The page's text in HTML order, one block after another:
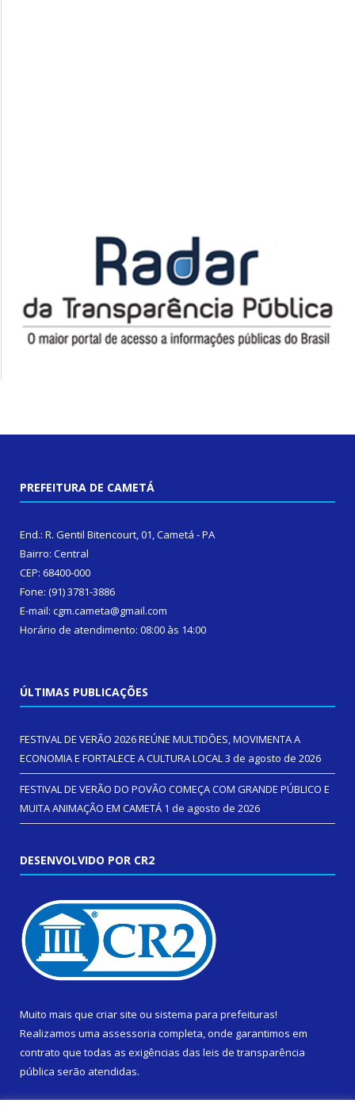
PREFEITURA DE CAMETÁ
End.: R. Gentil Bitencourt, 01, Cametá - PA
Bairro: Central
CEP: 68400-000
Fone: (91) 3781-3886
E-mail: cgm.cameta@gmail.com
Horário de atendimento: 08:00 às 14:00
ÚLTIMAS PUBLICAÇÕES
FESTIVAL DE VERÃO 2026 REÚNE MULTIDÕES, MOVIMENTA A
ECONOMIA E FORTALECE A CULTURA LOCAL3 de agosto de 2026
FESTIVAL DE VERÃO DO POVÃO COMEÇA COM GRANDE PÚBLICO E
MUITA ANIMAÇÃO EM CAMETÁ 1 de agosto de 2026
DESENVOLVIDO POR CR2
Muito mais que criar site ou sistema para prefeituras!
Realizamos uma assessoria completa, onde garantimos em
contrato que todas as exigências das leis de transparência
pública serão atendidas.